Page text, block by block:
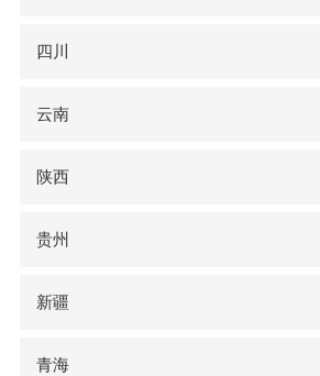
四川
云南
陕西
贵州
新疆
青海